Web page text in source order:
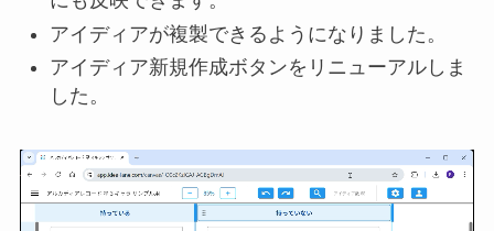
アイディアが複製できるようになりました。
アイディア新規作成ボタンをリニューアルしま
した。